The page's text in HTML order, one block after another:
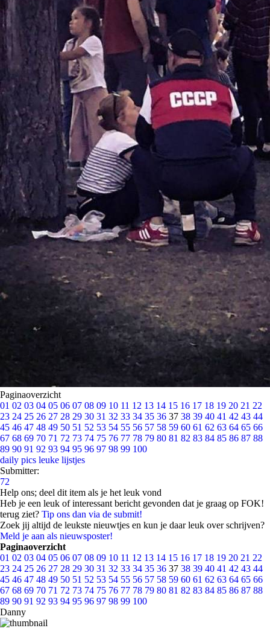
Paginaoverzicht
01 02 03 04 05 06 07 08 09 10 11 12 13 14 15 16 17 18 19 20 21 22
23 24 25 26 27 28 29 30 31 32 33 34 35 36 37 38 39 40 41 42 43 44
45 46 47 48 49 50 51 52 53 54 55 56 57 58 59 60 61 62 63 64 65 66
67 68 69 70 71 72 73 74 75 76 77 78 79 80 81 82 83 84 85 86 87 88
89 90 91 92 93 94 95 96 97 98 99 100
daily pics leuke lijstjes
Submitter:
72
Help ons; deel dit item als je het leuk vond
Heb je een leuk of interessant bericht gevonden dat je graag op FOK!
terug ziet? Tip ons dan via de submit!
Zoek jij altijd de leukste nieuwtjes en kun je daar leuk over schrijven?
Meld je aan als nieuwsposter!
Paginaoverzicht
01 02 03 04 05 06 07 08 09 10 11 12 13 14 15 16 17 18 19 20 21 22
23 24 25 26 27 28 29 30 31 32 33 34 35 36 37 38 39 40 41 42 43 44
45 46 47 48 49 50 51 52 53 54 55 56 57 58 59 60 61 62 63 64 65 66
67 68 69 70 71 72 73 74 75 76 77 78 79 80 81 82 83 84 85 86 87 88
89 90 91 92 93 94 95 96 97 98 99 100
Danny